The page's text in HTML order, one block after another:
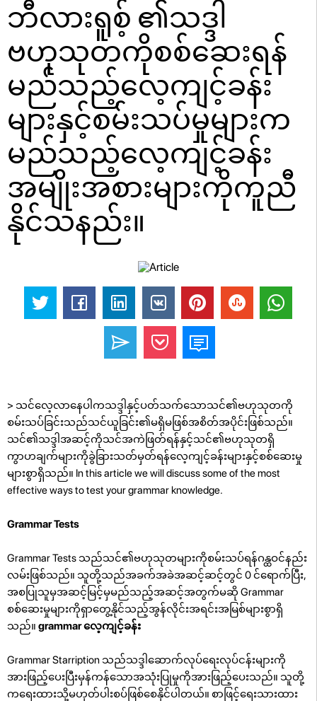
ဘီလားရူစ့် ၏သဒ္ဒါ
ဗဟုသုတကိုစစ်ဆေးရန်
မည်သည့်လေ့ကျင့်ခန်း
များနှင့်စမ်းသပ်မှုများက
မည်သည့်လေ့ကျင့်ခန်း
အမျိုးအစားများကိုကူညီ
နိုင်သနည်း။
> သင်လေ့လာနေပါကသဒ္ဒါနှင့်ပတ်သက်သောသင်၏ဗဟုသုတကို
စမ်းသပ်ခြင်းသည်သင်ယူခြင်း၏မရှိမဖြစ်အစိတ်အပိုင်းဖြစ်သည်။
သင်၏သဒ္ဒါအဆင့်ကိုသင်အကဲဖြတ်ရန်နှင့်သင်၏ဗဟုသုတရှိ
ကွာဟချက်များကိုခွဲခြားသတ်မှတ်ရန်လေ့ကျင့်ခန်းများနှင့်စစ်ဆေးမှု
များစွာရှိသည်။ In this article we will discuss some of the most
effective ways to test your grammar knowledge.
Grammar Tests
Grammar Tests သည်သင်၏ဗဟုသုတများကိုစမ်းသပ်ရန်ဂန္ထဝင်နည်း
လမ်းဖြစ်သည်။ သူတို့သည်အခက်အခဲအဆင့်ဆင့်တွင် 0 င်ရောက်ပြီး,
အစပြုသူမှအဆင့်မြင့်မှမည်သည့်အဆင့်အတွက်မဆို Grammar
စစ်ဆေးမှုများကိုရှာတွေ့နိုင်သည့်အွန်လိုင်းအရင်းအမြစ်များစွာရှိ
သည်။ grammar လေ့ကျင့်ခန်း
Grammar Starription သည်သဒ္ဒါဆောက်လုပ်ရေးလုပ်ငန်းများကို
အားဖြည့်ပေးပြီးမှန်ကန်သောအသုံးပြုမှုကိုအားဖြည့်ပေးသည်။ သူတို့
ကရေးထားသို့မဟုတ်ပါးစပ်ဖြစ်စေနိုင်ပါတယ်။ စာဖြင့်ရေးသားထား